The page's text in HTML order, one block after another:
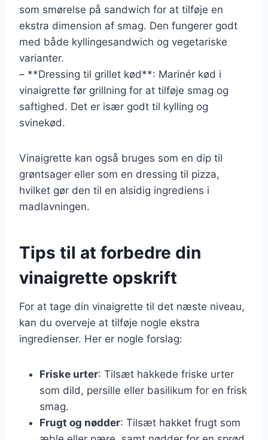
som smørelse på sandwich for at tilføje en
ekstra dimension af smag. Den fungerer godt
med både kyllingesandwich og vegetariske
varianter.
– **Dressing til grillet kød**: Marinér kød i
vinaigrette før grillning for at tilføje smag og
saftighed. Det er især godt til kylling og
svinekød.
Vinaigrette kan også bruges som en dip til
grøntsager eller som en dressing til pizza,
hvilket gør den til en alsidig ingrediens i
madlavningen.
Tips til at forbedre din
vinaigrette opskrift
For at tage din vinaigrette til det næste niveau,
kan du overveje at tilføje nogle ekstra
ingredienser. Her er nogle forslag:
Friske urter: Tilsæt hakkede friske urter
som dild, persille eller basilikum for en frisk
smag.
Frugt og nødder: Tilsæt hakket frugt som